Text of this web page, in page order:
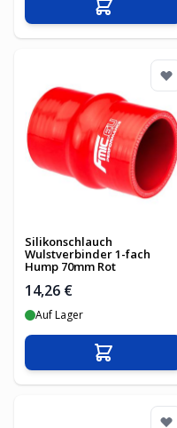
In den
Silikonschlauch
Wulstverbinder 1-fach
Hump 70mm Rot
14,26 €
Auf Lager
In den